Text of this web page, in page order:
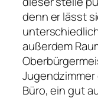
denn er lässt
außerdem
Büro, ein gut